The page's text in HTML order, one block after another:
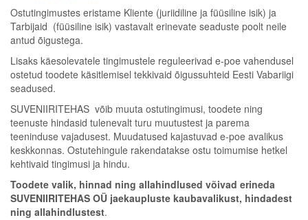
Ostutingimustes eristame Kliente (juriidiline ja füüsiline isik) ja
Tarbijaid (füüsiline isik) vastavalt erinevate seaduste poolt neile
antud õigustega.
Lisaks käesolevatele tingimustele reguleerivad e-poe vahendusel
ostetud toodete käsitlemisel tekkivaid õigussuhteid Eesti Vabariigi
seadused.
SUVENIIRITEHAS võib muuta ostutingimusi, toodete ning
teenuste hindasid tulenevalt turu muutustest ja parema
teeninduse vajadusest. Muudatused kajastuvad e-poe avalikus
keskkonnas. Ostutehingule rakendatakse ostu toimumise hetkel
kehtivaid tingimusi ja hindu.
Toodete valik, hinnad ning allahindlused võivad erineda
SUVENIIRITEHAS OÜ jaekaupluste kaubavalikust, hindadest
ning allahindlustest.